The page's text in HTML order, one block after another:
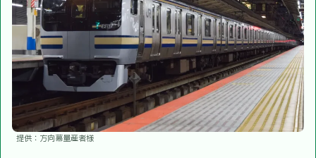
提供：方向幕量産者様